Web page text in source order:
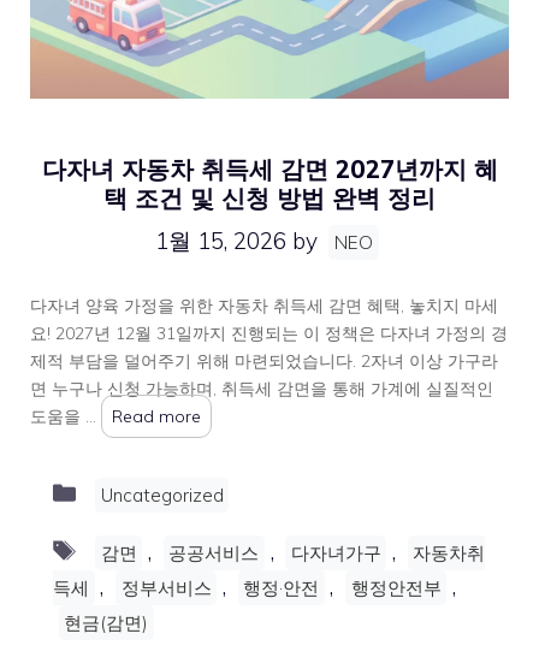
다자녀 자동차 취득세 감면 2027년까지 혜
택 조건 및 신청 방법 완벽 정리
1월 15, 2026 by NEO
다자녀 양육 가정을 위한 자동차 취득세 감면 혜택, 놓치지 마세
요! 2027년 12월 31일까지 진행되는 이 정책은 다자녀 가정의 경
제적 부담을 덜어주기 위해 마련되었습니다. 2자녀 이상 가구라
면 누구나 신청 가능하며, 취득세 감면을 통해 가계에 실질적인
도움을 …
Read more
Categories
Uncategorized
Tags
감면 , 공공서비스 , 다자녀가구 ,
자동차취
득세 , 정부서비스 , 행정·안전 , 행정안전부 ,
현금(감면)